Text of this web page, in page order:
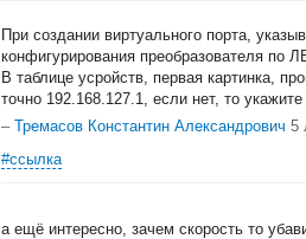
При создании виртуального порта,
конфигурирования преобразователя по
В таблице усройств, первая картинка,
точно 192.168.127.1, если нет, то
– Тремасов Константин Александрович 5
#ссылка
а ещё интересно, зачем скорость то